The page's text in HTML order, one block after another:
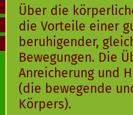
Über die
die Vorteile einer
beruhigender,
Bewegungen. Die
Anreicherung und
(die bewegende
Körpers).